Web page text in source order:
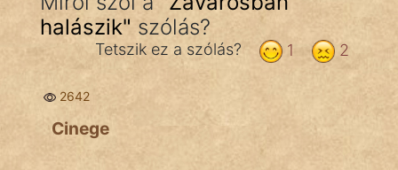
Rímelő
Szóláscsoportok
Szólások
halászik" szólás?
2
1
Tetszik ez a szólás?
2642
Cinege